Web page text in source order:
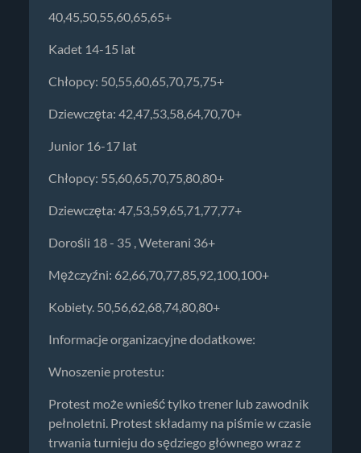
40,45,50,55,60,65,65+
Kadet 14-15 lat
Chłopcy: 50,55,60,65,70,75,75+
Dziewczęta: 42,47,53,58,64,70,70+
Junior 16-17 lat
Chłopcy: 55,60,65,70,75,80,80+
Dziewczęta: 47,53,59,65,71,77,77+
Dorośli 18 - 35 , Weterani 36+
Mężczyźni: 62,66,70,77,85,92,100,100+
Kobiety. 50,56,62,68,74,80,80+
Informacje organizacyjne dodatkowe:
Wnoszenie protestu:
Protest może wnieść tylko trener lub zawodnik
pełnoletni. Protest składamy na piśmie w czasie
trwania turnieju do sędziego głównego wraz z